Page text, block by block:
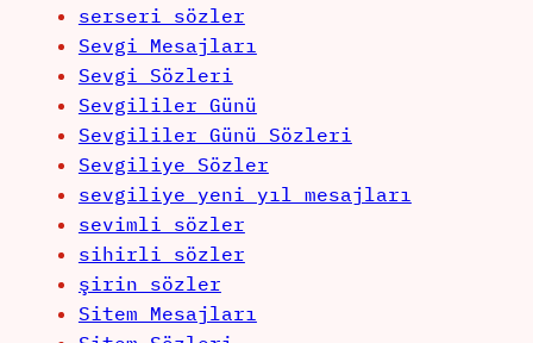
serseri sözler
Sevgi Mesajları
Sevgi Sözleri
Sevgililer Günü
Sevgililer Günü Sözleri
Sevgiliye Sözler
sevgiliye yeni yıl mesajları
sevimli sözler
sihirli sözler
şirin sözler
Sitem Mesajları